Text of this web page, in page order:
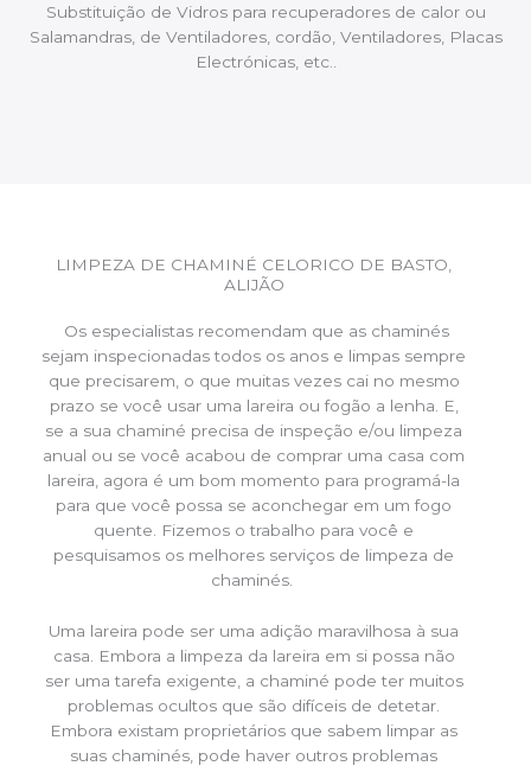
Substituição de Vidros para recuperadores de calor ou
Salamandras, de Ventiladores, cordão, Ventiladores, Placas
Electrónicas, etc..
LIMPEZA DE CHAMINÉ CELORICO DE BASTO,
ALIJÃO
Os especialistas recomendam que as chaminés
sejam inspecionadas todos os anos e limpas sempre
que precisarem, o que muitas vezes cai no mesmo
prazo se você usar uma lareira ou fogão a lenha. E,
se a sua chaminé precisa de inspeção e/ou limpeza
anual ou se você acabou de comprar uma casa com
lareira, agora é um bom momento para programá-la
para que você possa se aconchegar em um fogo
quente. Fizemos o trabalho para você e
pesquisamos os melhores serviços de limpeza de
chaminés.
Uma lareira pode ser uma adição maravilhosa à sua
casa. Embora a limpeza da lareira em si possa não
ser uma tarefa exigente, a chaminé pode ter muitos
problemas ocultos que são difíceis de detetar.
Embora existam proprietários que sabem limpar as
suas chaminés, pode haver outros problemas